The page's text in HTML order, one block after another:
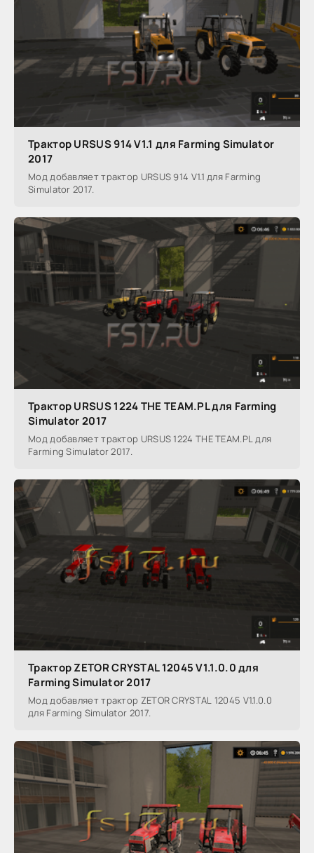
Трактор URSUS 914 V1.1 для Farming Simulator
2017
Мод добавляет трактор URSUS 914 V1.1 для Farming
Simulator 2017.
Трактор URSUS 1224 THE TEAM.PL для Farming
Simulator 2017
Мод добавляет трактор URSUS 1224 THE TEAM.PL для
Farming Simulator 2017.
Трактор ZETOR CRYSTAL 12045 V1.1.0.0 для
Farming Simulator 2017
Мод добавляет трактор ZETOR CRYSTAL 12045 V1.1.0.0
для Farming Simulator 2017.